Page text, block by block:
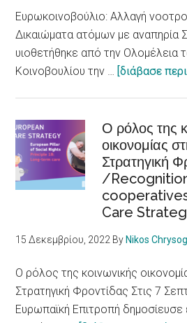
/
city
to
Ευρωκοινοβούλιο: Αλλαγή
Δικαιώματα ατόμων με αναπηρία
υιοθετήθηκε από την Ολομέλεια
Κοινοβουλίου την … [διάβασε
Ο ρόλος της
οικονομίας
Στρατηγική
/
Care
15 Δεκεμβρίου, 2022 By Nikos
Ο ρόλος της κοινωνικής
Στρατηγική Φροντίδας Στις 7
Ευρωπαϊκή Επιτροπή